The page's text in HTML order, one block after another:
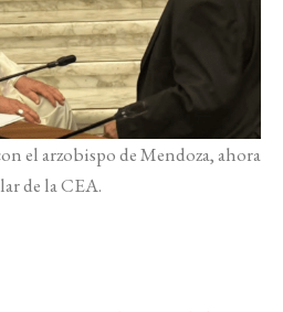
el arzobispo de Mendoza, ahora
de la CEA.